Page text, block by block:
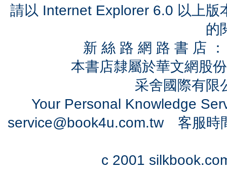
請以 Internet Explorer 6.0 以上
的
新 絲 路 網 路 書 店
本書店隸屬於華文網股
采舍國際有
Your Personal Knowledge
service@book4u.com.tw客服時
c 2001